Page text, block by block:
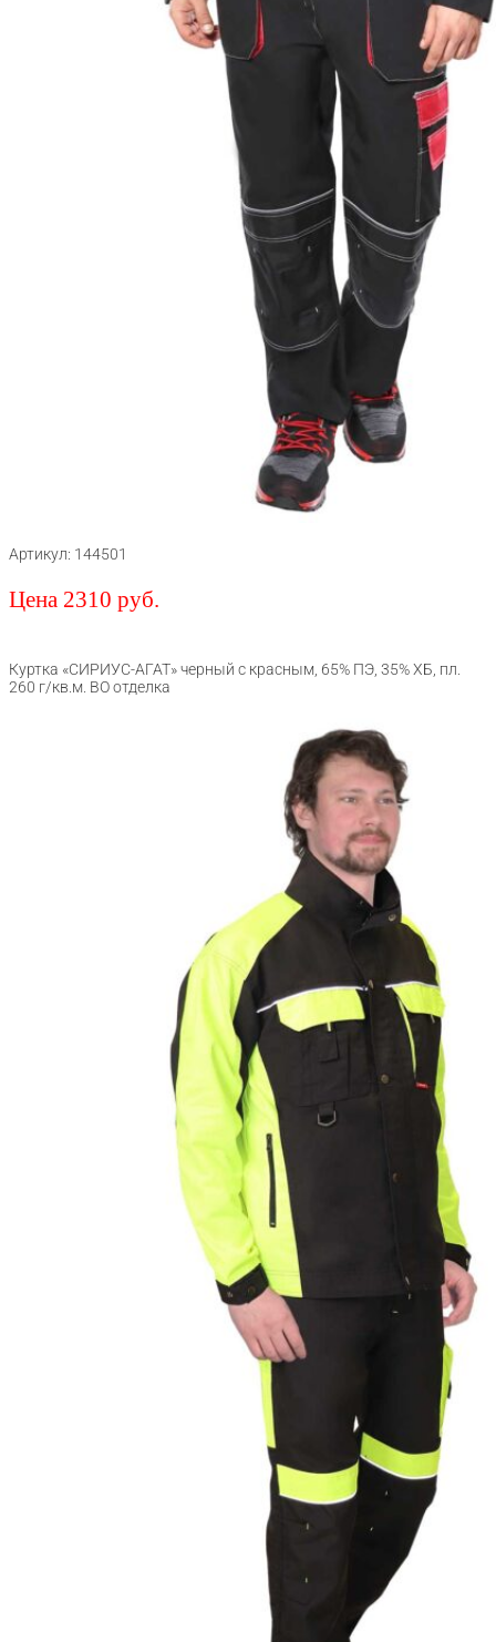
Артикул: 144501
Цена 2310 руб.
Куртка «СИРИУС-АГАТ» черный с красным, 65% ПЭ, 35% ХБ, пл.
260 г/кв.м. ВО отделка